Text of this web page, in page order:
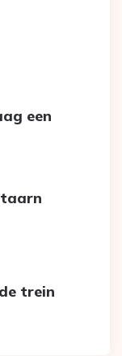
een
trein